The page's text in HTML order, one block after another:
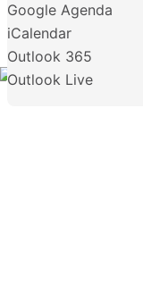
Google Agenda
iCalendar
Outlook 365
Outlook Live